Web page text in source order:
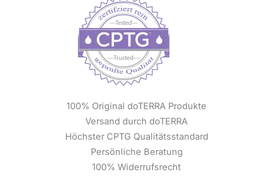
100% Original doTERRA Produkte
Versand durch doTERRA
Höchster CPTG Qualitätsstandard
Persönliche Beratung
100% Widerrufsrecht